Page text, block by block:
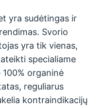
yra sudėtingas ir
Svorio
yra tik vienas,
specialiame
organinė
reguliarus
kontraindikacijų